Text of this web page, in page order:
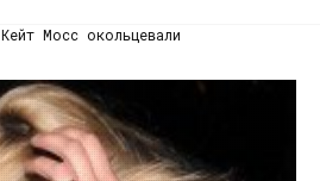
Кейт Мосс окольцевали